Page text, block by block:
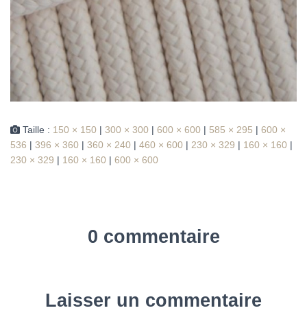
Taille : 150 × 150 | 300 × 300 | 600 × 600 | 585 × 295 | 600 ×
536 | 396 × 360 | 360 × 240 | 460 × 600 | 230 × 329 | 160 × 160 |
230 × 329 | 160 × 160 | 600 × 600
0 commentaire
Laisser un commentaire